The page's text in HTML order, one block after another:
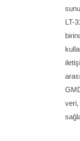
LT-
veri,